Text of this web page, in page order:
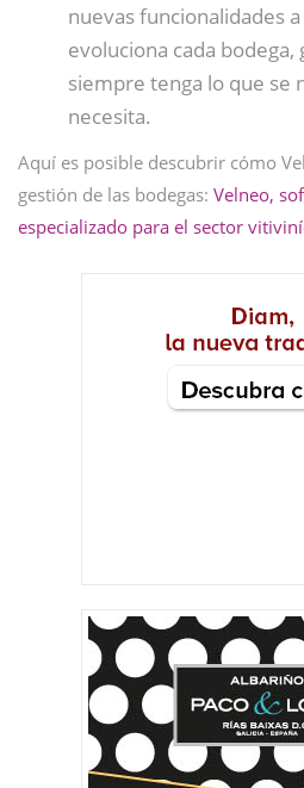
nuevas funcionalidades
evoluciona cada
siempre tenga lo que se
necesita.
Aquí es posible descubrir cómo
gestión de las bodegas: Velneo,
especializado para el sector